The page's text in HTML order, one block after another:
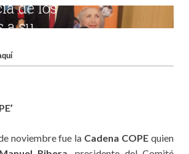
noviembre fue la Cadena COPEquien